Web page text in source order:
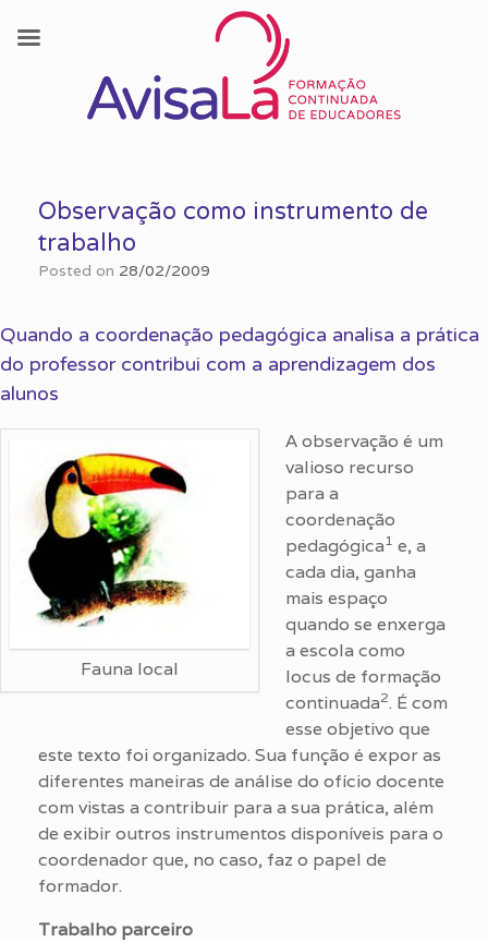
contentObservação como instrumento de
trabalho
Posted on 28/02/2009
Quando a coordenação pedagógica analisa a prática
do professor contribui com a aprendizagem dos
alunos
Fauna local
A observação é um
valioso recurso
para a
coordenação
pedagógica 1 e, a
cada dia, ganha
mais espaço
quando se enxerga
a escola como
locus de formação
continuada2. É com
esse objetivo que
este texto foi organizado. Sua função é expor as
diferentes maneiras de análise do ofício docente
com vistas a contribuir para a sua prática, além
de exibir outros instrumentos disponíveis para o
coordenador que, no caso, faz o papel de
formador.
Trabalho parceiro